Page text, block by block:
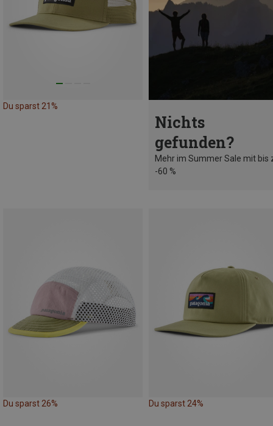
Du sparst 21%
Nichts
gefunden?
Mehr im Summer Sale mit bis
-60 %
Du sparst 26% Du sparst 24%